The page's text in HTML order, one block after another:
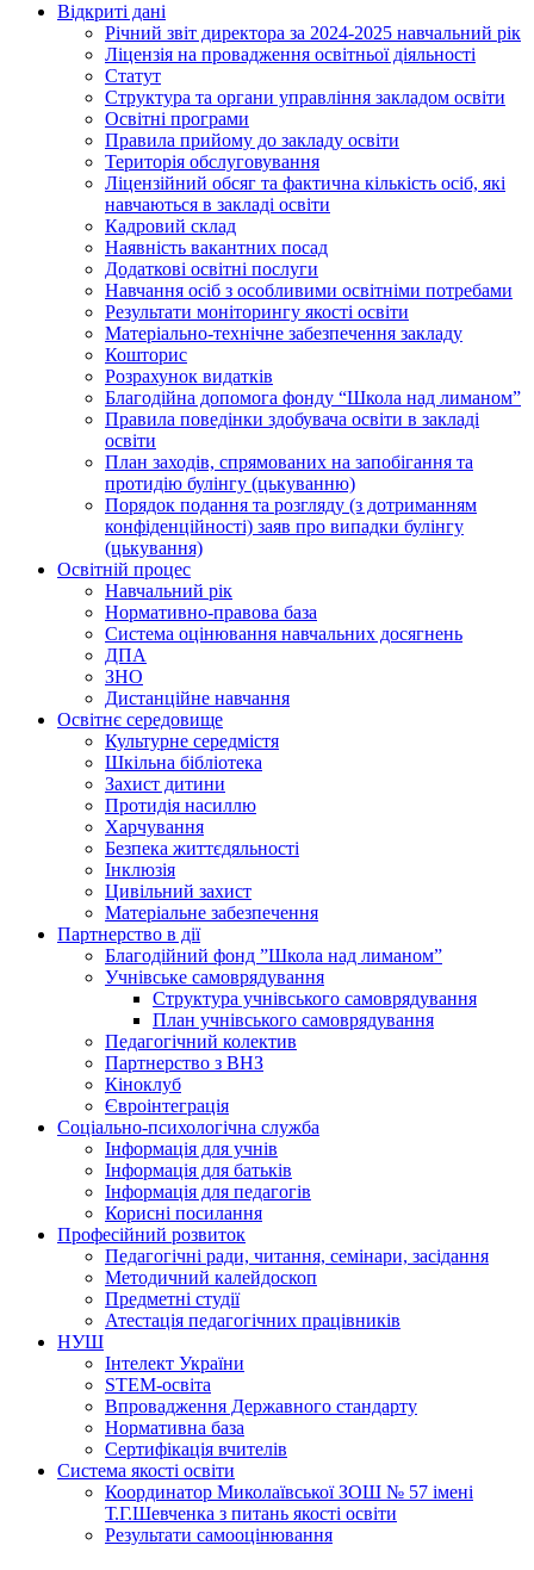
Відкриті дані
Річний звіт директора за 2024-2025 навчальний рік
Ліцензія на провадження освітньої діяльності
Статут
Структура та органи управління закладом освіти
Освiтнi програми
Правила прийому до закладу освіти
Територiя обслуговування
Ліцензійний обсяг та фактична кількість осіб, які
навчаються в закладі освіти
Кадровий склад
Наявність вакантних посад
Додатковi освiтнi послуги
Навчання осіб з особливими освітніми потребами
Результати моніторингу якості освіти
Матеріально-технічне забезпечення закладу
Кошторис
Розрахунок видатків
Благодійна допомога фонду “Школа над лиманом”
Правила поведінки здобувача освіти в закладі
освіти
План заходів, спрямованих на запобігання та
протидію булінгу (цькуванню)
Порядок подання та розгляду (з дотриманням
конфіденційності) заяв про випадки булінгу
(цькування)
Освітній процес
Навчальний рік
Нормативно-правова база
Система оцінювання навчальних досягнень
ДПА
ЗНО
Дистанційне навчання
Освітнє середовище
Культурне середмістя
Шкільна бібліотека
Захист дитини
Протидія насиллю
Харчування
Безпека життєдяльності
Інклюзія
Цивільний захист
Матеріальне забезпечення
Партнерство в дії
Благодійний фонд ”Школа над лиманом”
Учнівське самоврядування
Структура учнiвського самоврядування
План учнiвського самоврядування
Педагогічний колектив
Партнерство з ВНЗ
Кіноклуб
Євроінтеграція
Соціально-психологічна служба
Інформація для учнів
Інформація для батьків
Інформація для педагогів
Корисні посилання
Професійний розвиток
Педагогічні ради, читання, семінари, засідання
Методичний калейдоскоп
Предметні студії
Атестація педагогічних працівників
НУШ
Інтелект України
STEM-освіта
Впровадження Державного стандарту
Нормативна база
Сертифікація вчителів
Система якості освіти
Координатор Миколаївської ЗОШ № 57 імені
Т.Г.Шевченка з питань якості освіти
Результати самооцінювання